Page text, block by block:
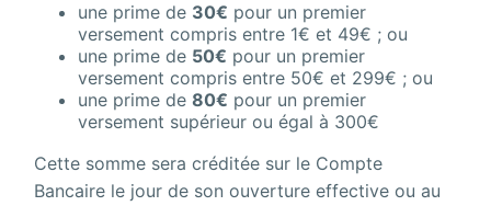
une prime de 30€ pour un premier
versement compris entre 1€ et 49€ ; ou
une prime de 50€ pour un premier
versement compris entre 50€ et 299€ ; ou
une prime de80€ pour un premier
versement supérieur ou égal à 300€
Cette somme sera créditée sur le Compte
Bancaire le jour de son ouverture effective ou au